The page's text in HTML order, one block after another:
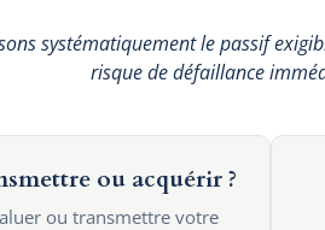
systématiquement le passif
risque de défaillance
ou acquérir ?
ou transmettre votre